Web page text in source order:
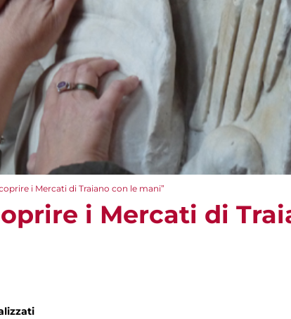
i Mercati di Traiano con le mani”
i Mercati di